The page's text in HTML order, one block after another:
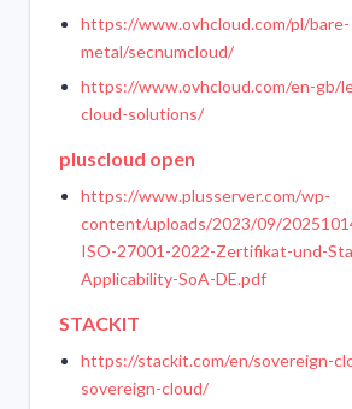
https://www.ovhcloud.com/pl/bare-
metal/secnumcloud/
https://www.ovhcloud.com/en-gb/
cloud-solutions/
pluscloud open
https://www.plusserver.com/wp-
content/uploads/2023/09/
ISO-27001-2022-Zertifikat-und-
Applicability-SoA-DE.pdf
STACKIT
https://stackit.com/en/sovereign-
sovereign-cloud/